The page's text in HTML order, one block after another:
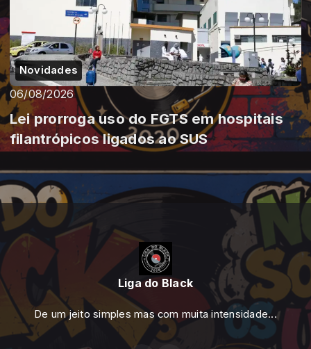
Novidades
06/08/2026
Lei prorroga uso do FGTS em hospitais
filantrópicos ligados ao SUS
Liga do Black
De um jeito simples mas com muita intensidade...